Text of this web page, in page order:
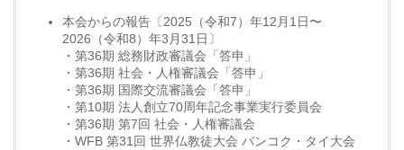
本会からの報告〔2025（令和7）年12月1日〜
2026（令和8）年3月31日〕
・第36期 総務財政審議会「答申」
・第36期 社会・人権審議会「答申」
・第36期 国際交流審議会「答申」
・第10期 法人創立70周年記念事業実行委員会
・第36期 第7回 社会・人権審議会
・WFB 第31回 世界仏教徒大会 バンコク・タイ大会